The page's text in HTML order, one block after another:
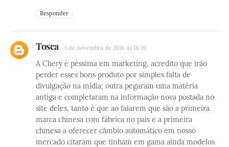
Responder
Tosca 3 de novembro de 2016 às 18:39
A Chery é péssima em marketing, acredito que irão
perder esses bons produto por simples falta de
divulgação na mídia; outra pegaram uma matéria
antiga e completaram na informação nova postada no
site deles, tanto é que ao falarem que são a primeira
marca chinesa com fábrica no país e a primeira
chinesa a oferecer câmbio automático em nosso
mercado citaram que tinham em gama ainda modelos